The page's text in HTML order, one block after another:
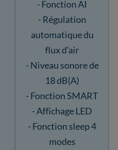
- Fonction AI
- Régulation
automatique du
flux d'air
- Niveau sonore de
18 dB(A)
- Fonction SMART
- Affichage LED
- Fonction sleep 4
modes